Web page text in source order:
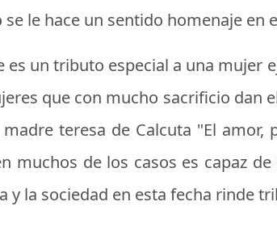
se le hace un sentido homenaje en
es un tributo especial a una mujer
que con mucho sacrificio dan
teresa de Calcuta "El
muchos de los casos es capaz
y la sociedad en esta fecha rinde